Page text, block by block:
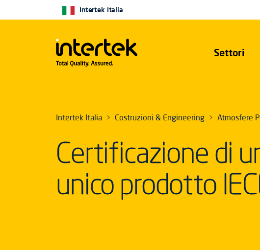
Settori
Intertek Italia
Intertek Italia Costruzioni & Engineering Atmosfere
Certificazione di
unico prodotto